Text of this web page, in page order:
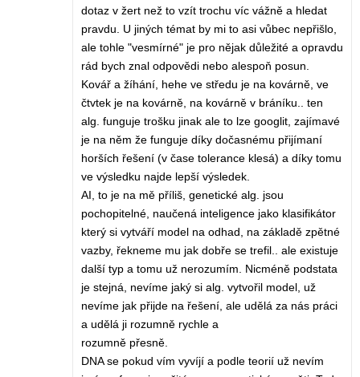
dotaz v žert než to vzít trochu víc vážně a hledat
pravdu. U jiných témat by mi to asi vůbec nepřišlo,
ale tohle "vesmírné" je pro nějak důležité a opravdu
rád bych znal odpovědi nebo alespoň posun.
Kovář a žíhání, hehe ve středu je na kovárně, ve
čtvtek je na kovárně, na kovárně v bráníku.. ten
alg. funguje trošku jinak ale to lze googlit, zajímavé
je na něm že funguje díky dočasnému přijímaní
horších řešení (v čase tolerance klesá) a díky tomu
ve výsledku najde lepší výsledek.
AI, to je na mě příliš, genetické alg. jsou
pochopitelné, naučená inteligence jako klasifikátor
který si vytváří model na odhad, na základě zpětné
vazby, řekneme mu jak dobře se trefil.. ale existuje
další typ a tomu už nerozumím. Nicméně podstata
je stejná, nevíme jaký si alg. vytvořil model, už
nevíme jak přijde na řešení, ale udělá za nás práci
a udělá ji rozumně rychle a
rozumně přesně.
DNA se pokud vím vyvíjí a podle teorií už nevím